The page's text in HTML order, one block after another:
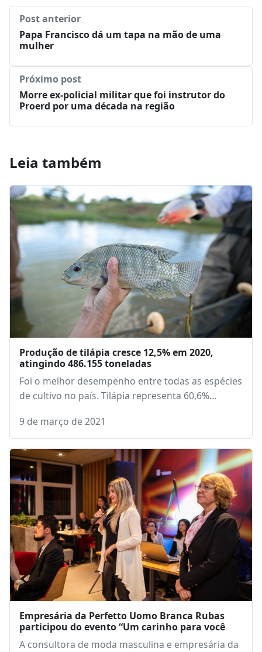
Post anterior
Papa Francisco dá um tapa na mão de uma
mulher
Próximo post
Morre ex-policial militar que foi instrutor do
Proerd por uma década na região
Leia também
Produção de tilápia cresce 12,5% em 2020,
atingindo 486.155 toneladas
Foi o melhor desempenho entre todas as espécies
de cultivo no país. Tilápia representa 60,6%…
9 de março de 2021
Empresária da Perfetto Uomo Branca Rubas
participou do evento “Um carinho para você
A consultora de moda masculina e empresária da